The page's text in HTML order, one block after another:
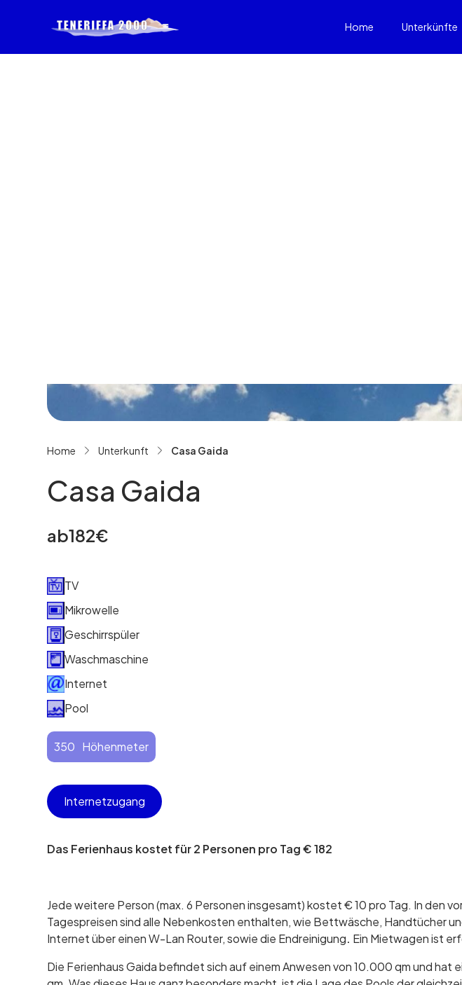
Home Unterkünfte
Home
Unterkunft Casa Gaida
Casa Gaida
ab182€
TV
Mikrowelle
Geschirrspüler
Waschmaschine
Internet
Pool
350 Höhenmeter
Internetzugang
Das Ferienhaus kostet für 2 Personen pro Tag € 182
Jede weitere Person (max. 6 Personen insgesamt) kostet € 10 pro Tag. In den
Tagespreisen sind alle Nebenkosten enthalten, wie Bettwäsche, Handtücher
Internet über einen W-Lan Router, sowie die Endreinigung. Ein Mietwagen ist
Die Ferienhaus Gaida befindet sich auf einem Anwesen von 10.000 qm und hat